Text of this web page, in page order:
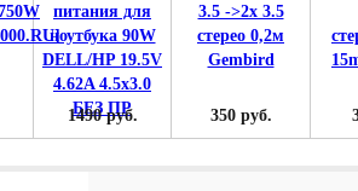
1490 руб. 350 руб.